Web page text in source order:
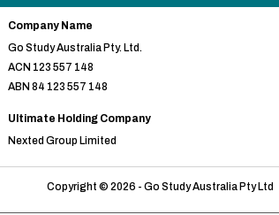
Company Name
Go Study Australia Pty. Ltd.
ACN 123 557 148
ABN 84 123 557 148
Ultimate Holding Company
Nexted Group Limited
Copyright © 2026 - Go Study Australia Pty Ltd